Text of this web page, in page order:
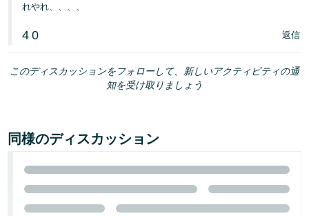
れやれ、、、、
4 0 返信
このディスカッションをフォローして、新しいアクティビティの通
知を受け取りましょう
同様のディスカッション